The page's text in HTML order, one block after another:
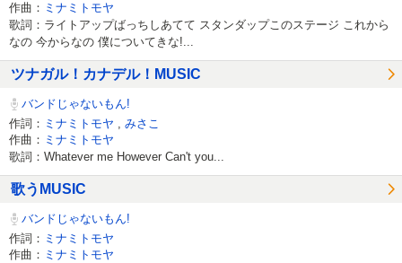
作曲： ミナミトモヤ
歌詞：ライトアップばっちしあてて スタンダップこのステージ これから
なの 今からなの 僕についてきな!...
ツナガル！カナデル！MUSIC
バンドじゃないもん!
作詞： ミナミトモヤ
みさこ
作曲： ミナミトモヤ
歌詞：Whatever me However Can't you...
歌うMUSIC
バンドじゃないもん!
作詞： ミナミトモヤ
作曲： ミナミトモヤ